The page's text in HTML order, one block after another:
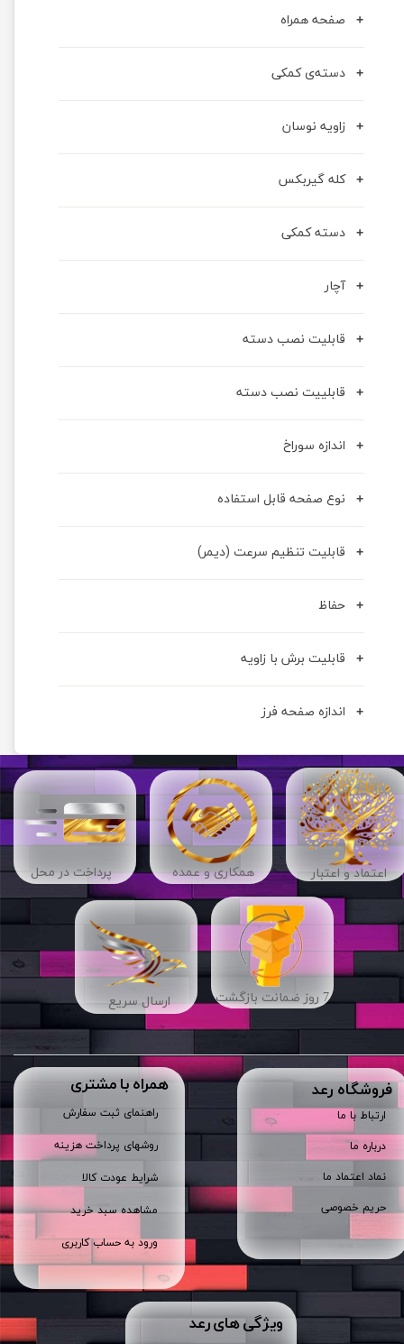
صفحه همراه
دسته‌ی کمکی
زاویه نوسان
کله گیربکس
دسته کمکی
آچار
قابلیت نصب دسته
قابلییت نصب دسته
اندازه سوراخ
نوع صفحه قابل استفاده
قابلیت تنظیم سرعت (دیمر)
حفاظ
قابلیت برش با زاویه
اندازه صفحه فرز
ارسال سریع
​فروشگاه رعد
ارتباط با ما
درباره ما
نماد اعتماد ما
حریم خصوصی
همراه با مشتری
راهنمای ثبت سفارش
روشهای پرداخت هزینه
شرایط عودت کالا
مشاهده سبد خرید
ورود به حساب کاربری
ویژگی های رعد
اعتماد و اعتبار
7 روز ضمانت بازگشت
پرداخت در محل ​​همکاری و عمده